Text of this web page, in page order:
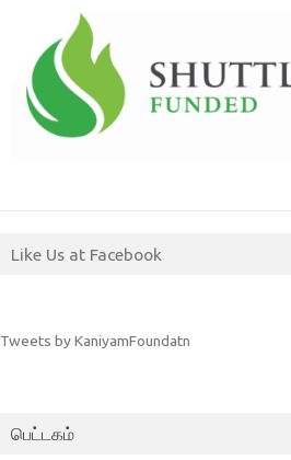
Like Us at Facebook
Tweets by KaniyamFoundatn
பெட்டகம்